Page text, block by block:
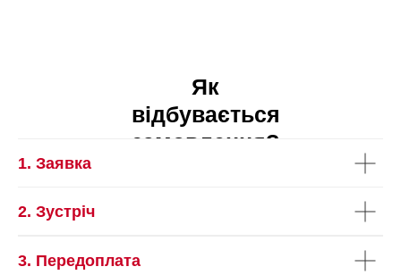
Як
відбувається
замовлення?
1. Заявка
2. Зустріч
3. Передоплата